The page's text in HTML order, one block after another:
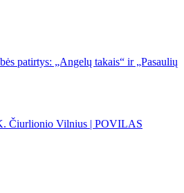
patirtys: „Angelų takais“ ir „Pasaulių
Čiurlionio Vilnius | POVILAS